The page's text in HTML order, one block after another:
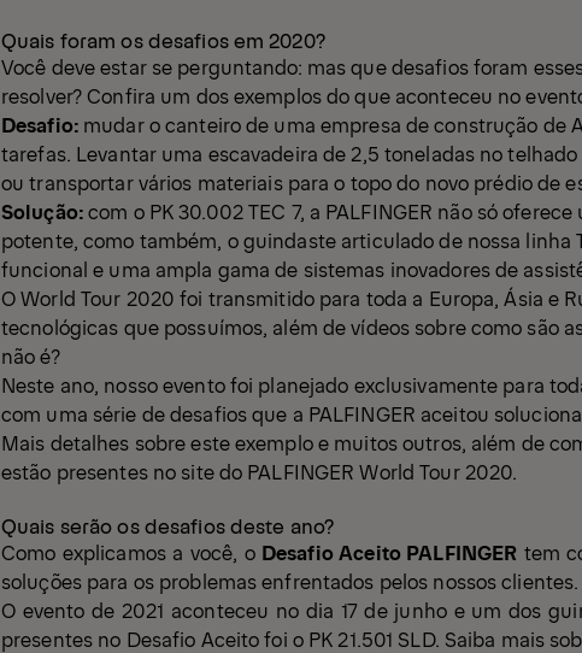
Quais foram os desafios em 2020?
Você deve estar se perguntando: mas que desafios foram
resolver? Confira um dos exemplos do que aconteceu no
Desafio: mudar o canteiro de uma empresa de construção de
tarefas. Levantar uma escavadeira de 2,5 toneladas no
ou transportar vários materiais para o topo do novo prédio de
Solução:com o PK 30.002 TEC 7, a PALFINGER não só
potente, como também, o guindaste articulado de nossa linha
funcional e uma ampla gama de sistemas inovadores de
O World Tour 2020 foi transmitido para toda a Europa, Ásia e
tecnológicas que possuímos, além de vídeos sobre como são
não é?
Neste ano, nosso evento foi planejado exclusivamente para
com uma série de desafios que a PALFINGER aceitou
Mais detalhes sobre este exemplo e muitos outros, além de
estão presentes no sitedo PALFINGER World Tour 2020.
Quais serão os desafios deste ano?
Como explicamos a você, o Desafio Aceito PALFINGER tem
soluções para os problemas enfrentados pelos nossos clientes.
O evento de 2021 aconteceu no dia 17 de junho e um dos
presentes no Desafio Aceito foi o PK 21.501 SLD. Saiba mais